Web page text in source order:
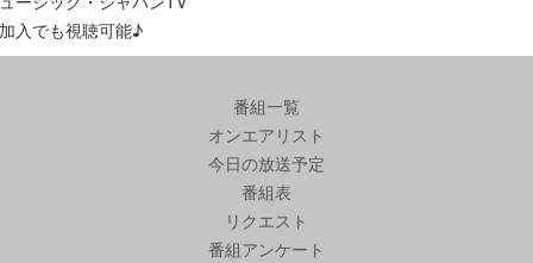
入でも視聴可能♪
番組一覧
オンエアリスト
今日の放送予定
番組表
リクエスト
番組アンケート